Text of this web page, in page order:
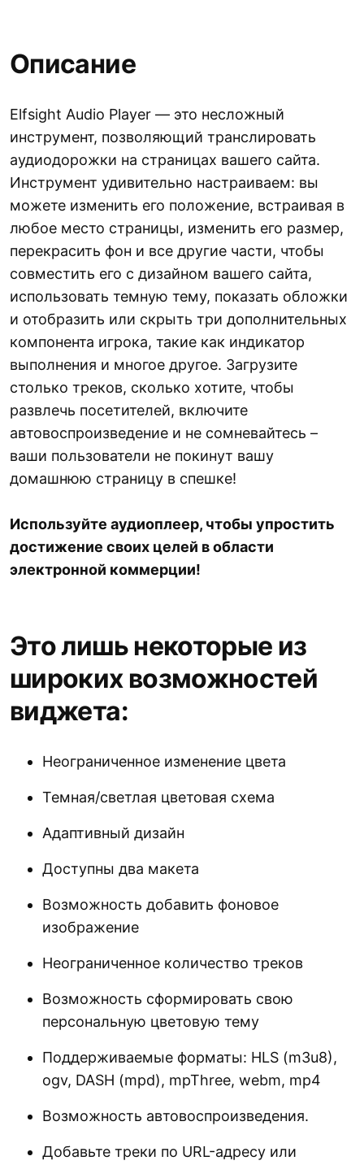
Описание
Elfsight Audio Player — это несложный
инструмент, позволяющий транслировать
аудиодорожки на страницах вашего сайта.
Инструмент удивительно настраиваем: вы
можете изменить его положение, встраивая в
любое место страницы, изменить его размер,
перекрасить фон и все другие части, чтобы
совместить его с дизайном вашего сайта,
использовать темную тему, показать обложки
и отобразить или скрыть три дополнительных
компонента игрока, такие как индикатор
выполнения и многое другое. Загрузите
столько треков, сколько хотите, чтобы
развлечь посетителей, включите
автовоспроизведение и не сомневайтесь –
ваши пользователи не покинут вашу
домашнюю страницу в спешке!
Используйте аудиоплеер, чтобы упростить
достижение своих целей в области
электронной коммерции!
Это лишь некоторые из
широких возможностей
виджета:
Неограниченное изменение цвета
Темная/светлая цветовая схема
Адаптивный дизайн
Доступны два макета
Возможность добавить фоновое
изображение
Неограниченное количество треков
Возможность сформировать свою
персональную цветовую тему
Поддерживаемые форматы: HLS (m3u8),
ogv, DASH (mpd), mpThree, webm, mp4
Возможность автовоспроизведения.
Добавьте треки по URL-адресу или